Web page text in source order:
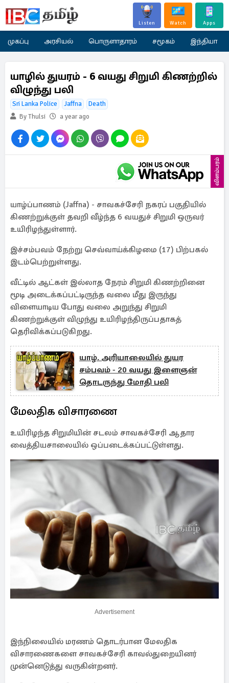
Listen Watch Apps
முகப்பு அரசியல் பொருளாதாரம் சமூகம் இந்தியா
யாழில் துயரம் - 6 வயது சிறுமி கிணற்றில்
விழுந்து பலி
Sri Lanka Police Jaffna
Death
By Thulsi
a year ago
விளம்பரம்
யாழ்ப்பாணம் (Jaffna) - சாவகச்சேரி நகரப் பகுதியில்
கிணற்றுக்குள் தவறி வீழ்ந்த 6 வயதுச் சிறுமி ஒருவர்
உயிரிழந்துள்ளார்.
இச்சம்பவம் நேற்று செவ்வாய்க்கிழமை (17) பிற்பகல்
இடம்பெற்றுள்ளது.
வீட்டில் ஆட்கள் இல்லாத நேரம் சிறுமி கிணற்றினை
மூடி அடைக்கப்பட்டிருந்த வலை மீது இருந்து
விளையாடிய போது வலை அறுந்து சிறுமி
கிணற்றுக்குள் விழுந்து உயிரிழந்திருப்பதாகத்
தெரிவிக்கப்படுகிறது.
யாழ். அரியாலையில் துயர
சம்பவம் - 20 வயது இளைஞன்
தொடருந்து மோதி பலி
மேலதிக விசாரணை
உயிரிழந்த சிறுமியின் சடலம் சாவகச்சேரி ஆதார
வைத்தியசாலையில் ஒப்படைக்கப்பட்டுள்ளது.
Advertisement
இந்நிலையில் மரணம் தொடர்பான மேலதிக
விசாரணைகளை சாவகச்சேரி காவல்துறையினர்
முன்னெடுத்து வருகின்றனர்.